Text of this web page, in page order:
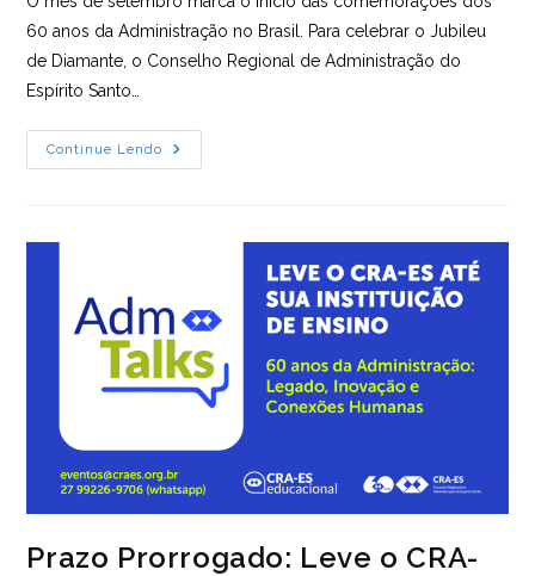
60 anos da Administração no Brasil. Para celebrar o Jubileu
de Diamante, o Conselho Regional de Administração do
Espírito Santo…
Continue Lendo
CRA-
ES
Administração
Prazo Prorrogado: Leve o CRA-